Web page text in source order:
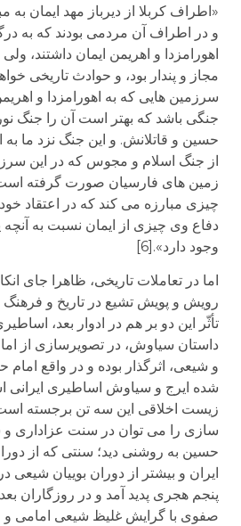
«اطراف کربلا از دیرباز مهد ایمان به
و در اطراف آن مردمی بودند که به
اهورامزدا و اهریمن ایمان داشتند،
مجاز و پندار بود، و حوادث تاریخی
سرزمین هایی که به اهورامزدا و
جنگی باشد که بهتر است آن را جنگ
حسین و قاتلانش. و این جنگ نزد ما
از جنگ اسلام و مجوس که در این
زمین های فارسیان صورت گرفته
چیزی مبارزه می کند که در اعتقاد خود
دفاع وی چیزی از ایمان نسبت به
وجود دارد».[6]
اما در تعاملات تاریخی، ظاهرا جای
رویش و پویش تشیع در تاریخ و فرهنگ
تأثّر این دو بر هم در ادوار بعد،
داستان سیاوش، در تصویرسازی از
و شیعی، اثرگذار بوده و در واقع
شده ایرج و سیاوش اساطیری
زیست اخلاقی این سه تن برجسته
سازی را می توان در سنت عزاداری و
حسین به روشنی دید؛ سنتی که از
ایران و بیشتر از دوران بوییان شیعی
پنجم هجری پدید آمد و در روزگاران
صفوی با گرایش غلیظ شیعی امامی و